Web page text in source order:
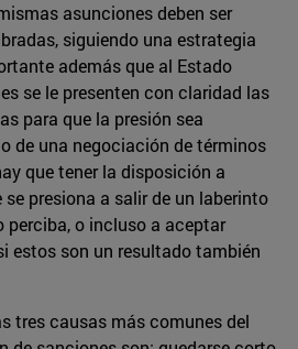
asunciones deben ser
siguiendo una estrategia
además que al Estado
se le presenten con claridad las
para que la presión sea
de una negociación de términos
que tener la disposición a
presiona a salir de un laberinto
perciba, o incluso a aceptar
estos son un resultado también
tres causas más comunes del